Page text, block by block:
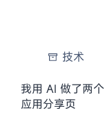
技术
我用 AI 做了两
应用分享页